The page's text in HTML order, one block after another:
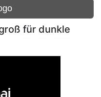
für dunkle